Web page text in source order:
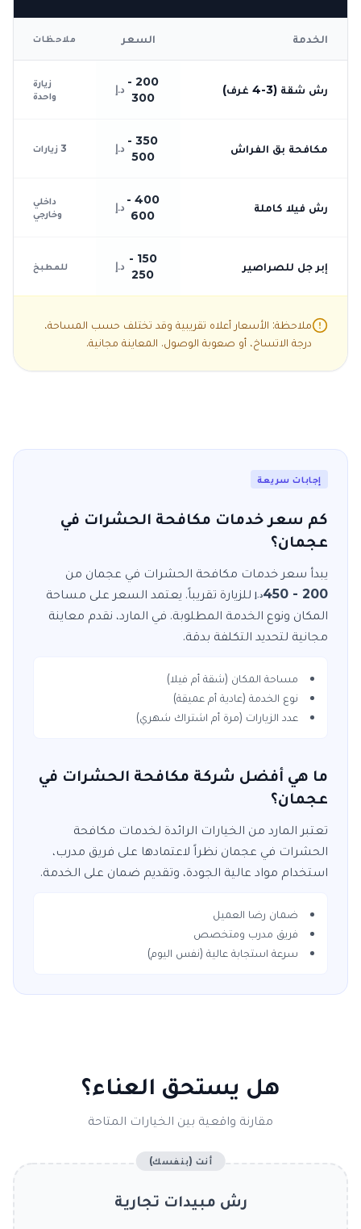
الخدمة السعر ملاحظات
رش شقة (3-4 غرف)
200 -
300
د.إ
زيارة
واحدة
مكافحة بق الفراش
350 -
500
د.إ 3 زيارات
رش فيلا كاملة
400 -
600
د.إ
داخلي
وخارجي
إبر جل للصراصير
150 -
250
د.إ للمطبخ
ملاحظة: الأسعار أعلاه تقريبية وقد تختلف حسب المساحة،
درجة الاتساخ، أو صعوبة الوصول. المعاينة مجانية.
إجابات سريعة
كم سعر خدمات مكافحة الحشرات في
عجمان؟
يبدأ سعر خدمات مكافحة الحشرات في عجمان من
200 - 450
د.إ للزيارة تقريباً. يعتمد السعر على مساحة
المكان ونوع الخدمة المطلوبة. في المارد، نقدم معاينة
مجانية لتحديد التكلفة بدقة.
مساحة المكان (شقة أم فيلا)
نوع الخدمة (عادية أم عميقة)
عدد الزيارات (مرة أم اشتراك شهري)
ما هي أفضل شركة مكافحة الحشرات في
عجمان؟
تعتبر المارد من الخيارات الرائدة لخدمات مكافحة
الحشرات في عجمان نظراً لاعتمادها على فريق مدرب،
استخدام مواد عالية الجودة، وتقديم ضمان على الخدمة.
ضمان رضا العميل
فريق مدرب ومتخصص
سرعة استجابة عالية (نفس اليوم)
هل يستحق العناء؟
مقارنة واقعية بين الخيارات المتاحة
أنت (بنفسك)
رش مبيدات تجارية